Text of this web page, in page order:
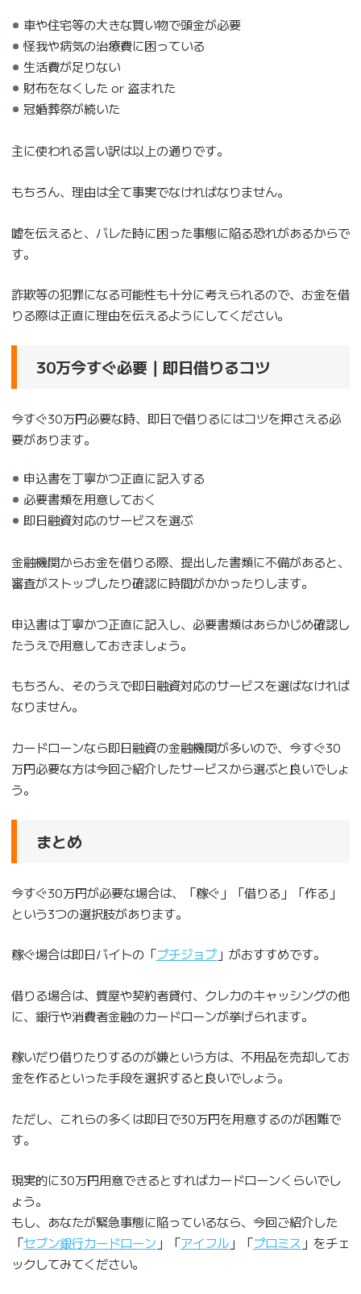
車や住宅等の大きな買い物で頭金が必要
怪我や病気の治療費に困っている
生活費が足りない
財布をなくした or 盗まれた
冠婚葬祭が続いた
主に使われる言い訳は以上の通りです。
もちろん、理由は全て事実でなければなりません。
嘘を伝えると、バレた時に困った事態に陥る恐れがあるからで
す。
詐欺等の犯罪になる可能性も十分に考えられるので、お金を借
りる際は正直に理由を伝えるようにしてください。
30万今すぐ必要｜即日借りるコツ
今すぐ30万円必要な時、即日で借りるにはコツを押さえる必
要があります。
申込書を丁寧かつ正直に記入する
必要書類を用意しておく
即日融資対応のサービスを選ぶ
金融機関からお金を借りる際、提出した書類に不備があると、
審査がストップしたり確認に時間がかかったりします。
申込書は丁寧かつ正直に記入し、必要書類はあらかじめ確認し
たうえで用意しておきましょう。
もちろん、そのうえで即日融資対応のサービスを選ばなければ
なりません。
カードローンなら即日融資の金融機関が多いので、今すぐ30
万円必要な方は今回ご紹介したサービスから選ぶと良いでしょ
う。
まとめ
今すぐ30万円が必要な場合は、「稼ぐ」「借りる」「作る」
という3つの選択肢があります。
稼ぐ場合は即日バイトの「プチジョブ」がおすすめです。
借りる場合は、質屋や契約者貸付、クレカのキャッシングの他
に、銀行や消費者金融のカードローンが挙げられます。
稼いだり借りたりするのが嫌という方は、不用品を売却してお
金を作るといった手段を選択すると良いでしょう。
ただし、これらの多くは即日で30万円を用意するのが困難で
す。
現実的に30万円用意できるとすればカードローンくらいでし
ょう。
もし、あなたが緊急事態に陥っているなら、今回ご紹介した
「セブン銀行カードローン 」「アイフル」「プロミス 」をチェ
ックしてみてください。